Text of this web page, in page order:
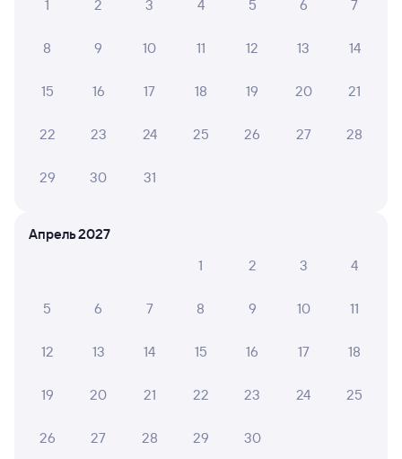
Отели Тамбова
Билеты на поезд в Тамбов
1
2 3 4 5 6 7
8 9 10 11 12 13 14
15 16 17 18 19 20 21
22 23 24 25 26 27 28
29 30 31
Апрель 2027
1
2 3 4
5 6 7 8 9 10 11
12 13 14 15 16 17 18
19 20 21 22 23 24 25
26 27 28 29 30